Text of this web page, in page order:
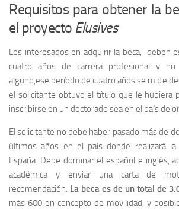
Requisitos para obtener la
el proyecto Elusives
Los interesados en adquirir la beca, deben
cuatro años de carrera profesional y
alguno,ese período de cuatro años se mide
el solicitante obtuvo el título que le hubiera
inscribirse en un doctorado sea en el país de
El solicitante no debe haber pasado más de
últimos años en el país donde realizará la
España. Debe dominar el español e inglés,
académica y enviar una carta de
recomendación. La beca es de un total de
más 600 en concepto de movilidad, y